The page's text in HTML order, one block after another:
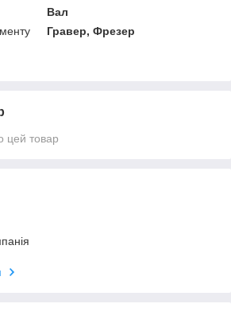
Вал
Гравер, Фрезер
цей товар